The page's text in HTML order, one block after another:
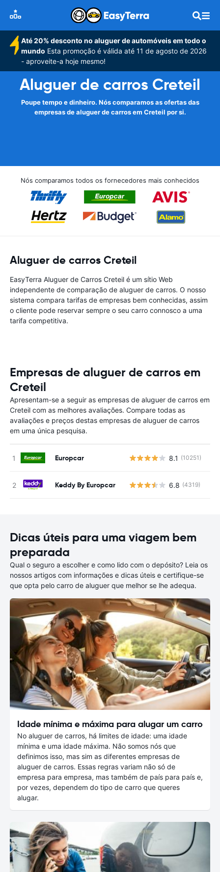
Até 20% desconto no aluguer de automóveis em todo o
mundo Esta promoção é válida até 11 de agosto de 2026
- aproveite-a hoje mesmo!
Aluguer de carros Creteil
Poupe tempo e dinheiro. Nós comparamos as ofertas das
empresas de aluguer de carros em Creteil por si.
Nós comparamos todos os fornecedores mais conhecidos
Aluguer de carros Creteil
EasyTerra Aluguer de Carros Creteil é um sítio Web
independente de comparação de aluguer de carros. O nosso
sistema compara tarifas de empresas bem conhecidas, assim
o cliente pode reservar sempre o seu carro connosco a uma
tarifa competitiva.
Empresas de aluguer de carros em
Creteil
Apresentam-se a seguir as empresas de aluguer de carros em
Creteil com as melhores avaliações. Compare todas as
avaliações e preços destas empresas de aluguer de carros
em uma única pesquisa.
Europcar 8.1 (10251)
Keddy By Europcar 6.8 (4319)
Dicas úteis para uma viagem bem
preparada
Qual o seguro a escolher e como lido com o depósito? Leia os
nossos artigos com informações e dicas úteis e certifique-se
que opta pelo carro de aluguer que melhor se lhe adequa.
Idade mínima e máxima para alugar um carro
No aluguer de carros, há limites de idade: uma idade
mínima e uma idade máxima. Não somos nós que
definimos isso, mas sim as diferentes empresas de
aluguer de carros. Essas regras variam não só de
empresa para empresa, mas também de país para país e,
por vezes, dependem do tipo de carro que queres
alugar.